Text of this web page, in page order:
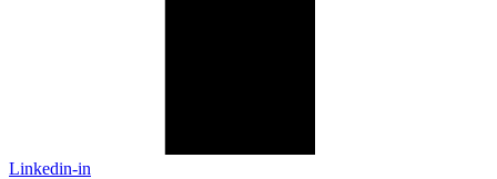
Linkedin-in